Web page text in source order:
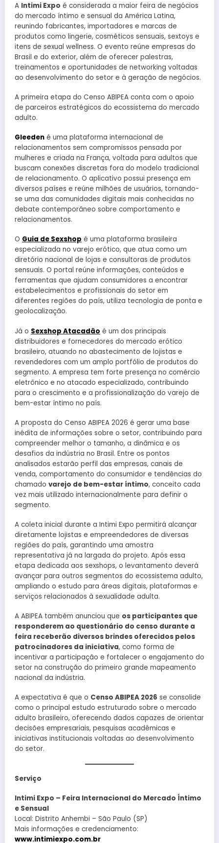
A Intimi Expo é considerada a maior feira de negócios
do mercado íntimo e sensual da América Latina,
reunindo fabricantes, importadores e marcas de
produtos como lingerie, cosméticos sensuais, sextoys e
itens de sexual wellness. O evento reúne empresas do
Brasil e do exterior, além de oferecer palestras,
treinamentos e oportunidades de networking voltadas
ao desenvolvimento do setor e à geração de negócios.
A primeira etapa do Censo ABIPEA conta com o apoio
de parceiros estratégicos do ecossistema do mercado
adulto.
Gleeden é uma plataforma internacional de
relacionamentos sem compromissos pensada por
mulheres e criada na França, voltada para adultos que
buscam conexões discretas fora do modelo tradicional
de relacionamento. O aplicativo possui presença em
diversos países e reúne milhões de usuários, tornando-
se uma das comunidades digitais mais conhecidas no
debate contemporâneo sobre comportamento e
relacionamentos.
O Guia de Sexshop é uma plataforma brasileira
especializada no varejo erótico, que atua como um
diretório nacional de lojas e consultoras de produtos
sensuais. O portal reúne informações, conteúdos e
ferramentas que ajudam consumidores a encontrar
estabelecimentos e profissionais do setor em
diferentes regiões do país, utiliza tecnologia de ponta e
geolocalização.
Já o Sexshop Atacadão é um dos principais
distribuidores e fornecedores do mercado erótico
brasileiro, atuando no abastecimento de lojistas e
revendedores com um amplo portfólio de produtos do
segmento. A empresa tem forte presença no comércio
eletrônico e no atacado especializado, contribuindo
para o crescimento e a profissionalização do varejo de
bem-estar íntimo no país.
A proposta do Censo ABIPEA 2026 é gerar uma base
inédita de informações sobre o setor, contribuindo para
compreender melhor o tamanho, a dinâmica e os
desafios da indústria no Brasil. Entre os pontos
analisados estarão perfil das empresas, canais de
venda, comportamento do consumidor e tendências do
chamado varejo de bem-estar íntimo, conceito cada
vez mais utilizado internacionalmente para definir o
segmento.
A coleta inicial durante a Intimi Expo permitirá alcançar
diretamente lojistas e empreendedores de diversas
regiões do país, garantindo uma amostra
representativa já na largada do projeto. Após essa
etapa dedicada aos sexshops, o levantamento deverá
avançar para outros segmentos do ecossistema adulto,
ampliando o estudo para áreas digitais, plataformas e
serviços relacionados à sexualidade adulta.
A ABIPEA também anunciou que os participantes que
responderem ao questionário do censo durante a
feira receberão diversos brindes oferecidos pelos
patrocinadores da iniciativa, como forma de
incentivar a participação e fortalecer o engajamento do
setor na construção do primeiro grande mapeamento
nacional da indústria.
A expectativa é que o Censo ABIPEA 2026 se consolide
como o principal estudo estruturado sobre o mercado
adulto brasileiro, oferecendo dados capazes de orientar
decisões empresariais, pesquisas acadêmicas e
iniciativas institucionais voltadas ao desenvolvimento
do setor.
Serviço
Intimi Expo – Feira Internacional do Mercado Íntimo
e Sensual
Local: Distrito Anhembi – São Paulo (SP)
Mais informações e credenciamento:
www.intimiexpo.com.br